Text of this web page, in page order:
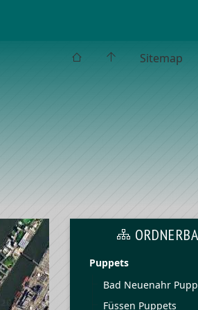
Sitemap
Puppets
Bad Neuenahr
Füssen Puppets